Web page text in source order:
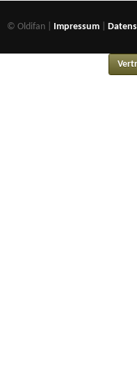
© Oldifan | Impressum